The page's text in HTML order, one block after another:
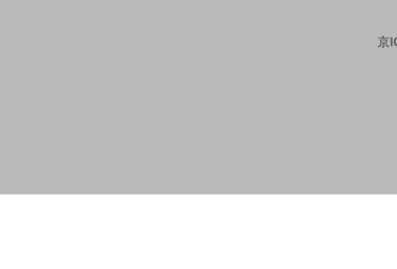
京